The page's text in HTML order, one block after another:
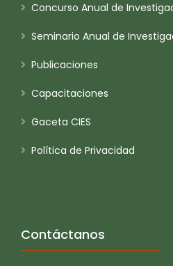
Concurso Anual de
Seminario Anual de
Publicaciones
Capacitaciones
Gaceta CIES
Política de Privacidad
Contáctanos